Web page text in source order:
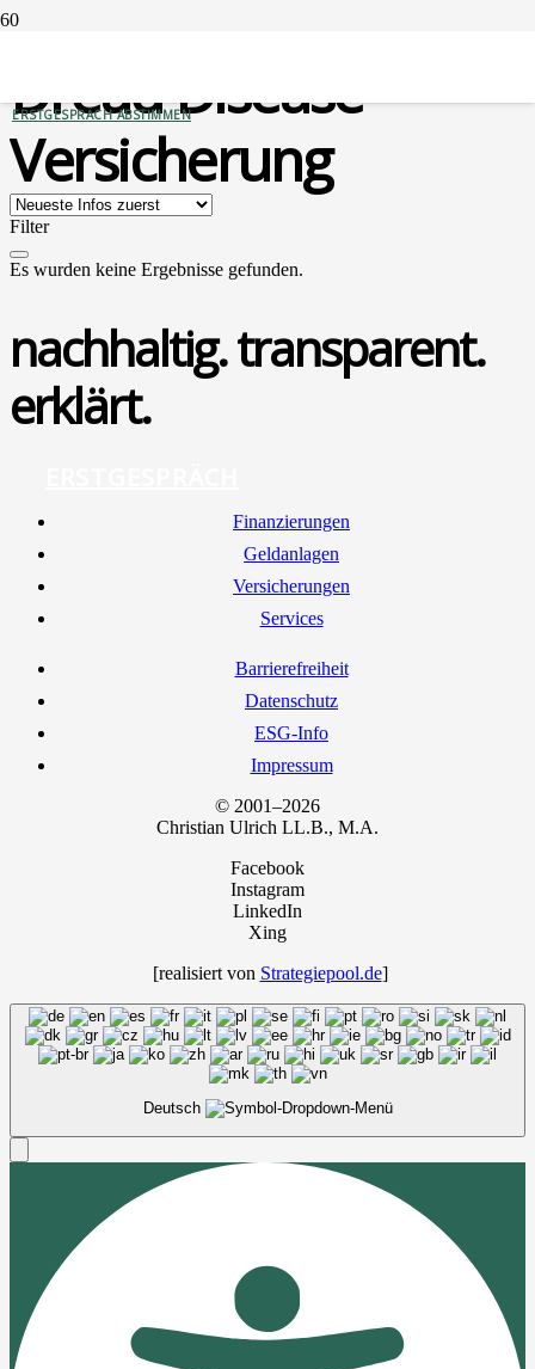
ERSTGESPRÄCH ABSTIMMEN
Dread Disease-
Versicherung
Filter
Es wurden keine Ergebnisse gefunden.
nachhaltig. transparent.
erklärt.
Finan­zie­run­gen
Geld­an­la­gen
Ver­si­che­run­gen
Ser­vices
Bar­rie­re­frei­heit
Daten­schutz
ESG-Info
Impres­sum
© 2001–2026
Chris­ti­an Ulrich LL.B., M.A.
Facebook
Instagram
LinkedIn
Xing
[rea­li­siert von Strategiepool.de]
Deutsch